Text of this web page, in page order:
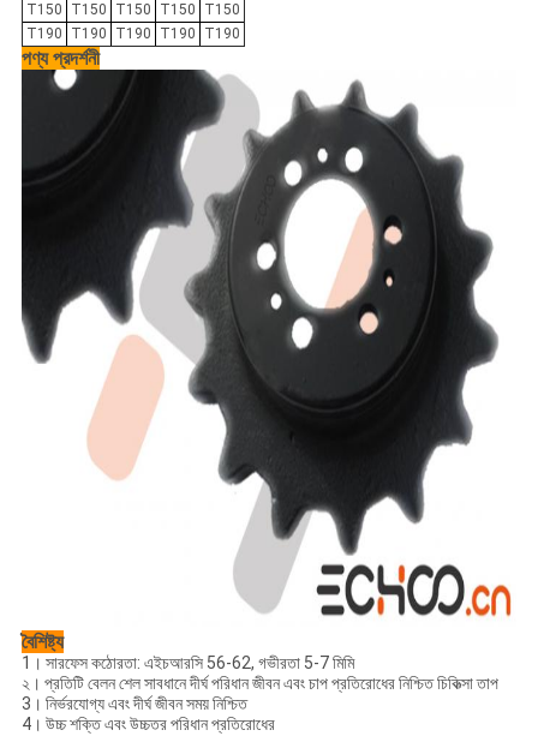
T150
T150 T150 T150
T150
T190
T190 T190 T190 T190
পণ্য প্রদর্শনী
বৈশিষ্ট্য
1। সারফেস কঠোরতা: এইচআরসি 56-62, গভীরতা 5-7 মিমি
২। প্রতিটি বেলন শেল সাবধানে দীর্ঘ পরিধান জীবন এবং চাপ প্রতিরোধের নিশ্চিত চিকিত্সা তাপ
3। নির্ভরযোগ্য এবং দীর্ঘ জীবন সময় নিশ্চিত
4। উচ্চ শক্তি এবং উচ্চতর পরিধান প্রতিরোধের